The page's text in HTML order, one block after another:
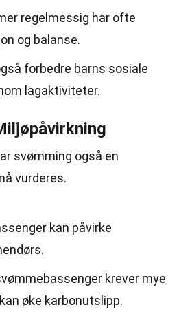
regelmessig har ofte
og balanse.
forbedre barns sosiale
lagaktiviteter.
svømming også en
vurderes.
kan påvirke
krever mye
øke karbonutslipp.